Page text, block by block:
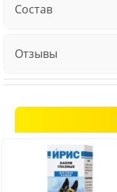
Состав
Отзывы